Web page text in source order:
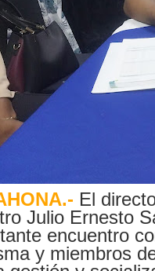
El
Julio Ernesto
encuentro
y miembros